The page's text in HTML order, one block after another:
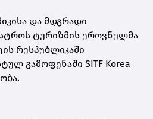
და მდგრადი
ტურიზმის ეროვნულმა
რესპუბლიკაში
გამოფენაში SITF Korea